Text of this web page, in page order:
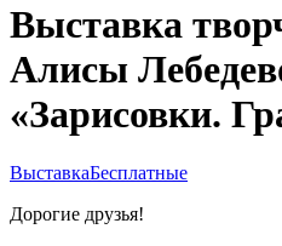
Выставка
Алисы
«Зарисовки.
ВыставкаБесплатные
Дорогие друзья!